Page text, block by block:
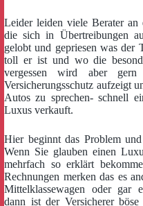
Leider leiden viele Berater
die sich in Übertreibungen
gelobt und gepriesen was der
toll er ist und wo die
vergessen wird aber
Versicherungsschutz aufzeigt
Autos zu sprechen- schnell
Luxus verkauft.
Hier beginnt das Problem
Wenn Sie glauben einen
mehrfach so erklärt
Rechnungen merken das es
Mittelklassewagen oder gar
dann ist der Versicherer